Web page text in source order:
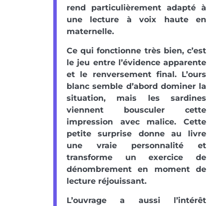
rend particulièrement adapté à
une lecture à voix haute en
maternelle.
Ce qui fonctionne très bien, c’est
le jeu entre l’évidence apparente
et le renversement final. L’ours
blanc semble d’abord dominer la
situation, mais les sardines
viennent bousculer cette
impression avec malice. Cette
petite surprise donne au livre
une vraie personnalité et
transforme un exercice de
dénombrement en moment de
lecture réjouissant.
L’ouvrage a aussi l’intérêt